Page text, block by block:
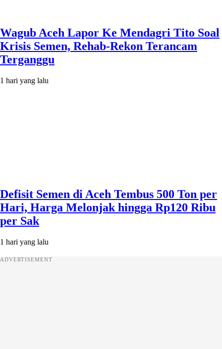
Wagub Aceh Lapor Ke Mendagri Tito Soal
Krisis Semen, Rehab-Rekon Terancam
Terganggu
1 hari yang lalu
Defisit Semen di Aceh Tembus 500 Ton per
Hari, Harga Melonjak hingga Rp120 Ribu
per Sak
1 hari yang lalu
ADVERTISEMENT